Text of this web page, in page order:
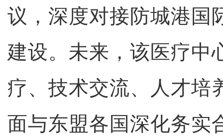
议，深度对接防城港国
建设。未来，该医疗中
疗、技术交流、人才培
面与东盟各国深化务实